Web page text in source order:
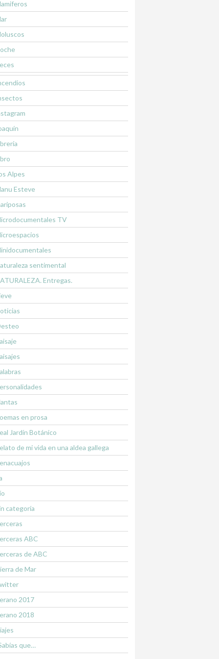
Alpes
Esteve
TV
sentimental
Entregas.
en prosa
Jardín Botánico
de mi vida en una aldea gallega
categoría
ABC
de ABC
de Mar
2017
2018
que…